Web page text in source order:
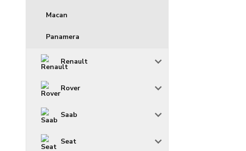
Macan
Panamera
Renault
Rover
Saab
Seat